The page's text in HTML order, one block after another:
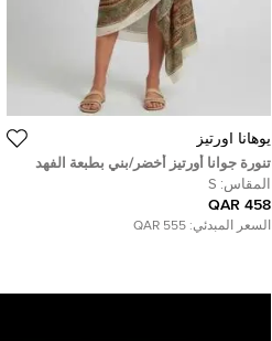
يوهانا اورتيز
تنورة جوانا أورتيز أخضر/بني بطبعة الفهد
والزهور شفافة متدلية بحجم صغير
المقاس: S
458 QAR
السعر المبدئي: 555 QAR